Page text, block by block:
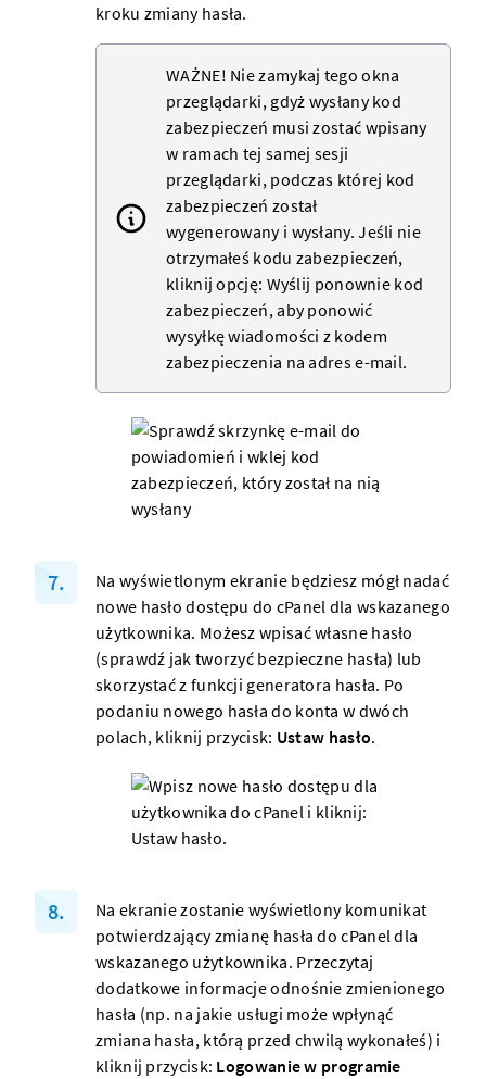
kroku zmiany hasła.
WAŻNE! Nie zamykaj tego okna
przeglądarki, gdyż wysłany kod
zabezpieczeń musi zostać wpisany
w ramach tej samej sesji
przeglądarki, podczas której kod
zabezpieczeń został
wygenerowany i wysłany. Jeśli nie
otrzymałeś kodu zabezpieczeń,
kliknij opcję: Wyślij ponownie kod
zabezpieczeń, aby ponowić
wysyłkę wiadomości z kodem
zabezpieczenia na adres e-mail.
Na wyświetlonym ekranie będziesz mógł nadać
nowe hasło dostępu do cPanel dla wskazanego
użytkownika. Możesz wpisać własne hasło
(sprawdź jak tworzyć bezpieczne hasła) lub
skorzystać z funkcji generatora hasła. Po
podaniu nowego hasła do konta w dwóch
polach, kliknij przycisk: Ustaw hasło.
Na ekranie zostanie wyświetlony komunikat
potwierdzający zmianę hasła do cPanel dla
wskazanego użytkownika. Przeczytaj
dodatkowe informacje odnośnie zmienionego
hasła (np. na jakie usługi może wpłynąć
zmiana hasła, którą przed chwilą wykonałeś) i
kliknij przycisk: Logowanie w programie